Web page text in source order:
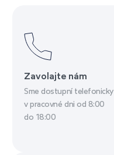
Zavolajte nám
Sme dostupní telefonicky
v pracovné dni od 8:00
do 18:00